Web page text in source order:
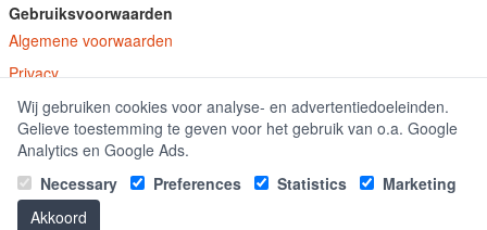
Gebruiksvoorwaarden
Algemene voorwaarden
Privacy
© E-Keys B.V. 2026
GamekeyDiscounter.nl is onderdeel van E-Keys B.V. geregistreerd onder kamer
van koophandel nummer 150771.
Wij gebruiken cookies voor analyse- en advertentiedoeleinden.
Gelieve toestemming te geven voor het gebruik van o.a. Google
Analytics en Google Ads.
Necessary
Preferences Statistics
Marketing
Akkoord